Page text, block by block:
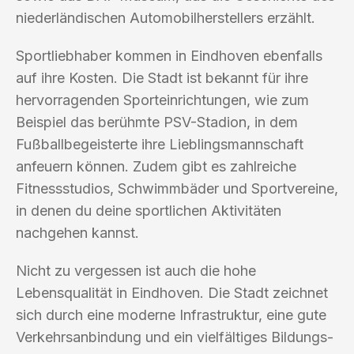
niederländischen Automobilherstellers erzählt.
Sportliebhaber kommen in Eindhoven ebenfalls
auf ihre Kosten. Die Stadt ist bekannt für ihre
hervorragenden Sporteinrichtungen, wie zum
Beispiel das berühmte PSV-Stadion, in dem
Fußballbegeisterte ihre Lieblingsmannschaft
anfeuern können. Zudem gibt es zahlreiche
Fitnessstudios, Schwimmbäder und Sportvereine,
in denen du deine sportlichen Aktivitäten
nachgehen kannst.
Nicht zu vergessen ist auch die hohe
Lebensqualität in Eindhoven. Die Stadt zeichnet
sich durch eine moderne Infrastruktur, eine gute
Verkehrsanbindung und ein vielfältiges Bildungs-